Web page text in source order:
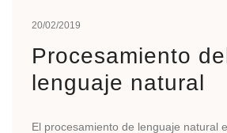
20/02/2019
Procesamiento
lenguaje natural
El procesamiento de lenguaje natural